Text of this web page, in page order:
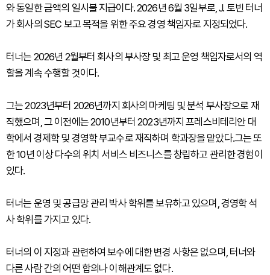
와 동일한 금액의 일시불 지급이다. 2026년 6월 3일부로, J. 토빈 터너
가 회사의 SEC 보고 목적을 위한 주요 경영 책임자로 지정되었다.
터너는 2026년 2월부터 회사의 부사장 및 최고 운영 책임자로서의 역
할을 계속 수행할 것이다.
그는 2023년부터 2026년까지 회사의 마케팅 및 분석 부사장으로 재
직했으며, 그 이전에는 2010년부터 2023년까지 프레스비테리안 대
학에서 경제학 및 경영학 부교수로 재직하며 학과장을 맡았다.그는 또
한 10년 이상 다수의 위치 서비스 비즈니스를 창립하고 관리한 경험이
있다.
터너는 운영 및 공급망 관리 박사 학위를 보유하고 있으며, 경영학 석
사 학위를 가지고 있다.
터너의 이 지정과 관련하여 보수에 대한 변경 사항은 없으며, 터너와
다른 사람 간의 어떤 합의나 이해관계도 없다.